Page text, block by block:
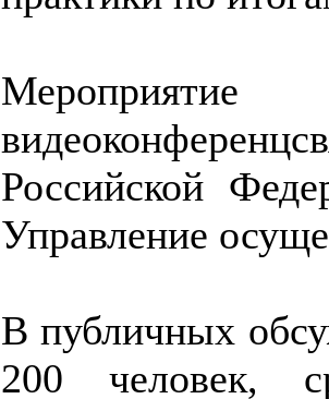
Российской
Управление
В публичных
200 человек,